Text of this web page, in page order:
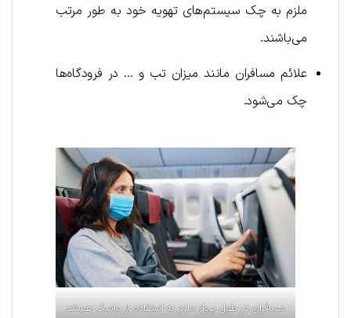
ملزم به چک سیستم‌های تهویه خود به طور مرتب
می‌باشند.
علائم مسافران مانند میزان تب و … در فرودگاه‌ها
چک می‌شود.
مسافران در طول پرواز ملزم به استفاده از ماسک هستند